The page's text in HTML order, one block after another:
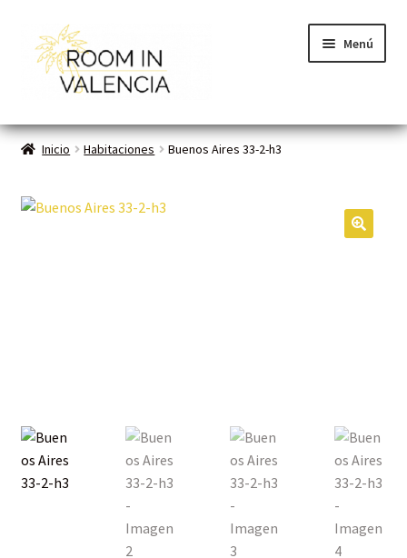
Menú
Inicio
Inicio Habitaciones Buenos Aires 33-2-h3